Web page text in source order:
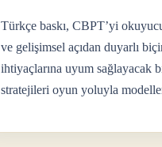
Türkçe baskı, CBPT’yi
ve gelişimsel açıdan duyarlı
ihtiyaçlarına uyum sağlayacak
stratejileri oyun yoluyla